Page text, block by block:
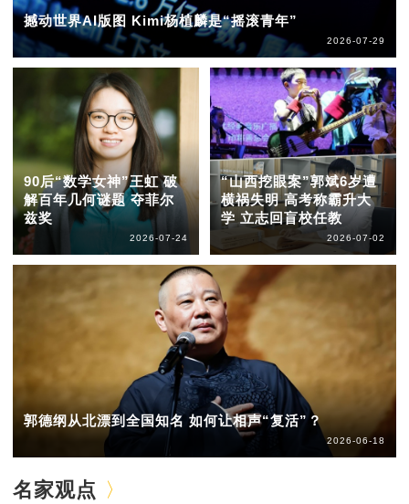
撼动世界AI版图 Kimi杨植麟是“摇滚青年”
2026-07-29
90后“数学女神”王虹 破
解百年几何谜题 夺菲尔
兹奖
2026-07-24
“山西挖眼案”郭斌6岁遭
横祸失明 高考称霸升大
学 立志回盲校任教
2026-07-02
郭德纲从北漂到全国知名 如何让相声“复活”？
2026-06-18
名家观点